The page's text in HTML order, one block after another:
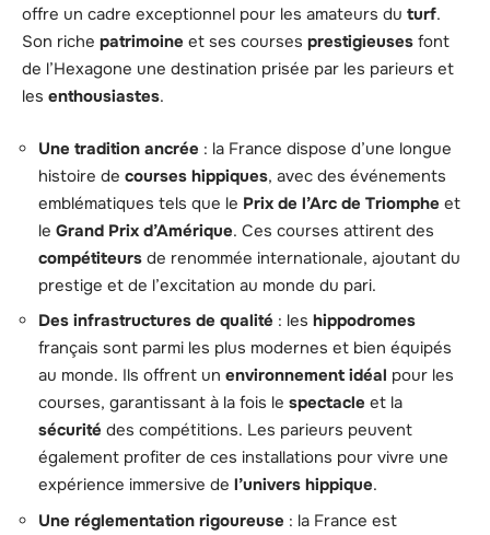
offre un cadre exceptionnel pour les amateurs du turf.
Son riche patrimoine et ses courses prestigieuses font
de l’Hexagone une destination prisée par les parieurs et
les enthousiastes.
Une tradition ancrée : la France dispose d’une longue
histoire de courses hippiques, avec des événements
emblématiques tels que le Prix de l’Arc de Triomphe et
le Grand Prix d’Amérique. Ces courses attirent des
compétiteurs de renommée internationale, ajoutant du
prestige et de l’excitation au monde du pari.
Des infrastructures de qualité : les hippodromes
français sont parmi les plus modernes et bien équipés
au monde. Ils offrent un environnement idéal pour les
courses, garantissant à la fois le spectacle et la
sécurité des compétitions. Les parieurs peuvent
également profiter de ces installations pour vivre une
expérience immersive de l’univers hippique.
Une réglementation rigoureuse : la France est